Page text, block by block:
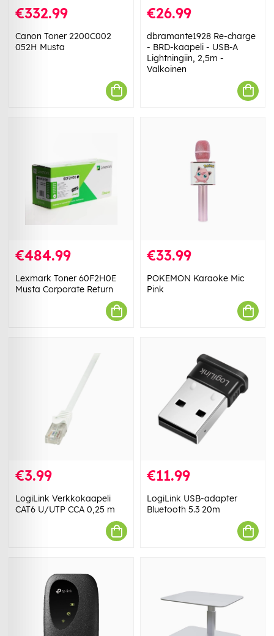
€332.99
Canon Toner 2200C002
052H Musta
€26.99
dbramante1928 Re-charge
- BRD-kaapeli - USB-A
Lightningiin, 2,5m -
Valkoinen
€484.99
Lexmark Toner 60F2H0E
Musta Corporate Return
€33.99
POKEMON Karaoke Mic
Pink
€3.99
LogiLink Verkkokaapeli
CAT6 U/UTP CCA 0,25 m
€11.99
LogiLink USB-adapter
Bluetooth 5.3 20m